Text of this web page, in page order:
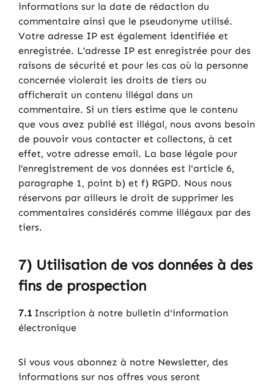
informations sur la date de rédaction du
commentaire ainsi que le pseudonyme utilisé.
Votre adresse IP est également identifiée et
enregistrée. L’adresse IP est enregistrée pour des
raisons de sécurité et pour les cas où la personne
concernée violerait les droits de tiers ou
afficherait un contenu illégal dans un
commentaire. Si un tiers estime que le contenu
que vous avez publié est illégal, nous avons besoin
de pouvoir vous contacter et collectons, à cet
effet, votre adresse email. La base légale pour
l’enregistrement de vos données est l'article 6,
paragraphe 1, point b) et f) RGPD. Nous nous
réservons par ailleurs le droit de supprimer les
commentaires considérés comme illégaux par des
tiers.
7) Utilisation de vos données à des
fins de prospection
7.1 Inscription à notre bulletin d'information
électronique
Si vous vous abonnez à notre Newsletter, des
informations sur nos offres vous seront